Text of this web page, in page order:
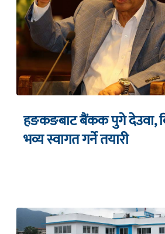
हङकङबाट बैंकक पुगे देउवा,
भव्य स्वागत गर्ने तयारी